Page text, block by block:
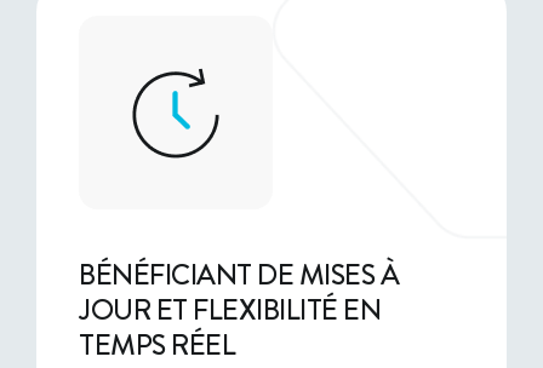
BÉNÉFICIANT DE MISES À
JOUR ET FLEXIBILITÉ EN
TEMPS RÉEL